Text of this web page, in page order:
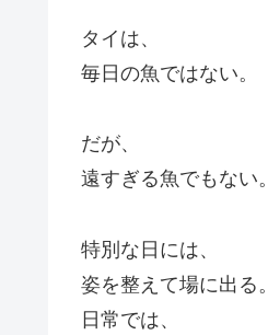
タイは、
毎日の魚ではない。
だが、
遠すぎる魚でもない。
特別な日には、
姿を整えて場に出る。
日常では、